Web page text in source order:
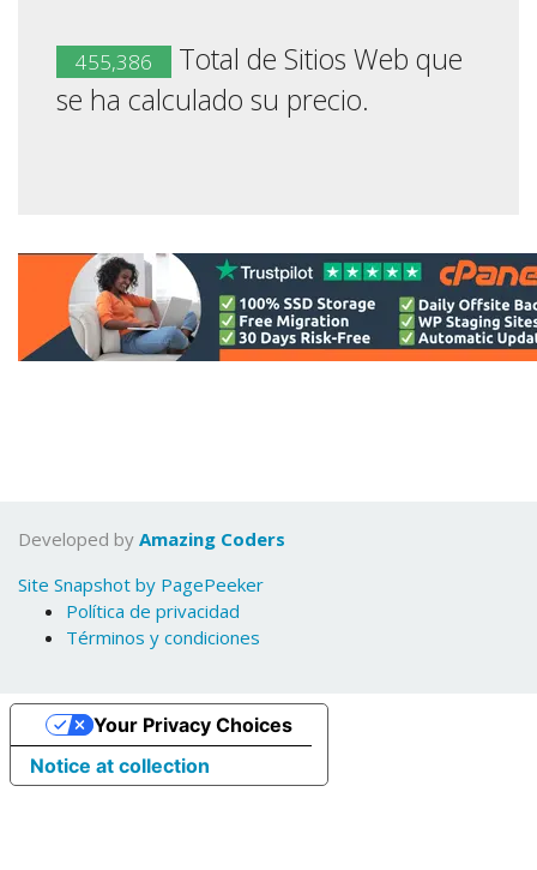
455,386
Total de Sitios Web que
se ha calculado su precio.
Developed by Amazing Coders
Site Snapshot by PagePeeker
Política de privacidad
Términos y condiciones
Notice at collection
Your Privacy Choices